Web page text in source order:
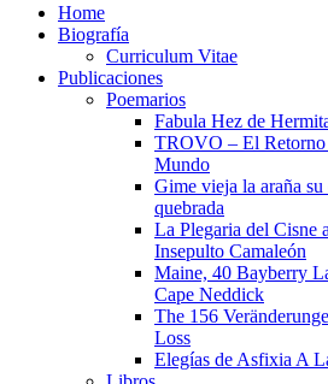
Home
Biografía
Curriculum Vitae​
Publicaciones
Poemarios
Fabula Hez de
TROVO – El
Mundo
Gime vieja la araña
quebrada
La Plegaria del Cisne
Insepulto Camaleón
Maine, 40 Bayberry
Cape Neddick
The 156
Loss
Elegías de Asfixia A